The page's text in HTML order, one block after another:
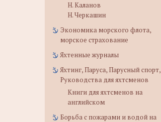
Н. Каланов
Н. Черкашин
Экономика морского флота,
морское страхование
Яхтенные журналы
Яхтинг, Паруса, Парусный спорт,
Руководства для яхтсменов
Книги для яхтсменов на
английском
Борьба с пожарами и водой на